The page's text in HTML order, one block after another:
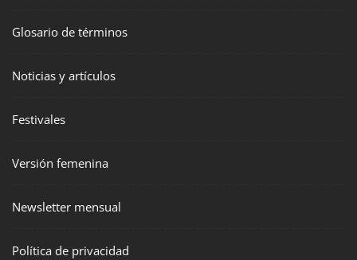
Glosario de términos
Noticias y artículos
Festivales
Versión femenina
Newsletter mensual
Política de privacidad